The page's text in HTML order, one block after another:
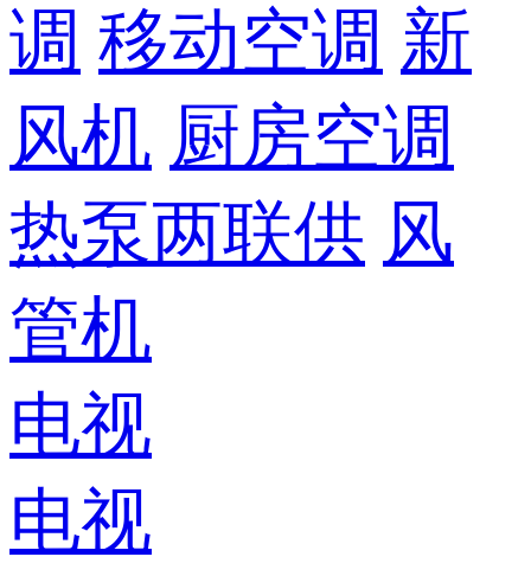
调 移动空调 新
风机 厨房空调
热泵两联供 风
管机
电视
电视